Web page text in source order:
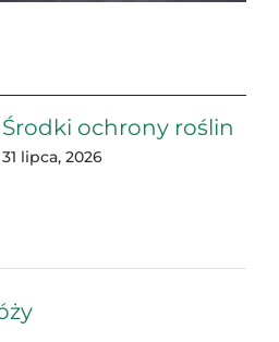
Środki ochrony roślin
31 lipca, 2026